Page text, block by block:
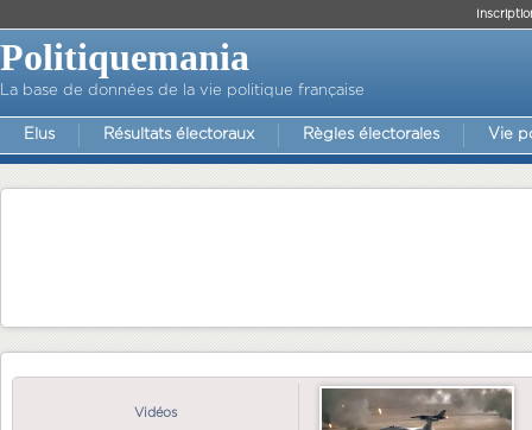
Politiquemania
La base de données de la vie politique française
Elus Résultats électoraux Règles électorales Vie
Vidéos